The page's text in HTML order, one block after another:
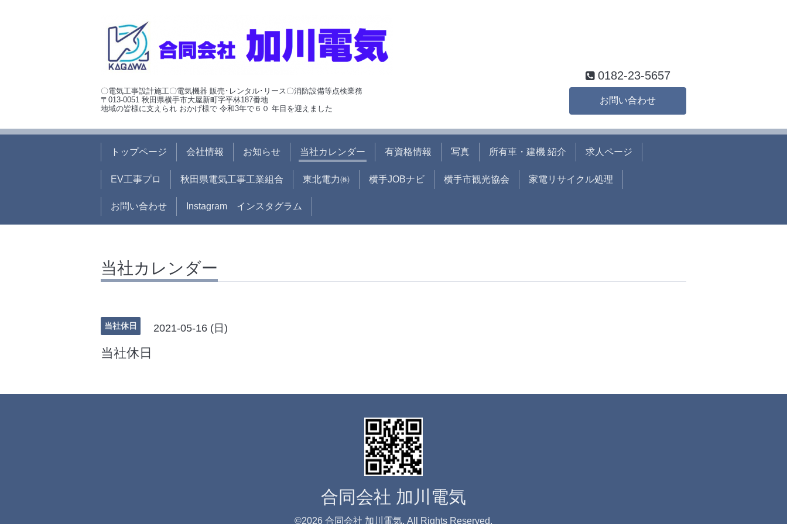
〇電気工事設計施工〇電気機器 販売･レンタル･リース〇消防設備等点検業務
〒013-0051 秋田県横手市大屋新町字平林187番地
地域の皆様に支えられ おかげ様で 令和3年で６０ 年目を迎えました
0182-23-5657
お問い合わせ
トップページ 会社情報 お知らせ 当社カレンダー 有資格情報 写真 所有車・建機 紹介 求人ページ
EV工事プロ 秋田県電気工事工業組合 東北電力㈱ 横手JOBナビ 横手市観光協会 家電リサイクル処理
お問い合わせ Instagram インスタグラム
当社カレンダー
当社休日 2021-05-16 (日)
当社休日
合同会社 加川電気
©2026 合同会社 加川電気. All Rights Reserved.